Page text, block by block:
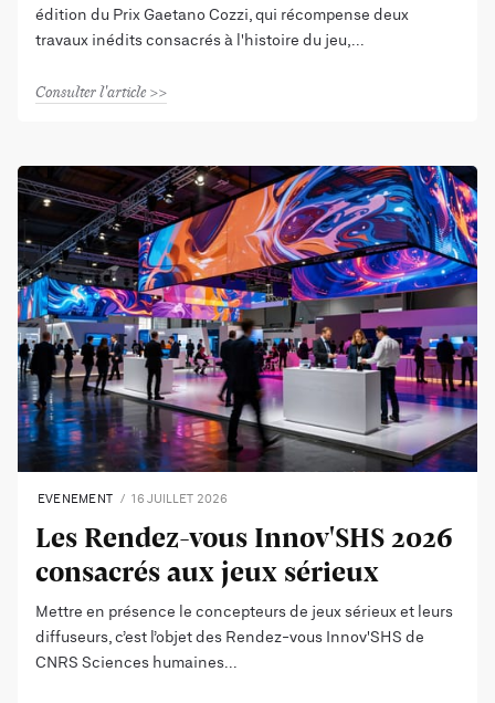
édition du Prix Gaetano Cozzi, qui récompense deux
travaux inédits consacrés à l'histoire du jeu,
Consulter l'article
EVENEMENT 16 JUILLET 2026
Les Rendez-vous Innov'SHS 2026
consacrés aux jeux sérieux
Mettre en présence le concepteurs de jeux sérieux et leurs
diffuseurs, c’est l’objet des Rendez-vous Innov'SHS de
CNRS Sciences humaines